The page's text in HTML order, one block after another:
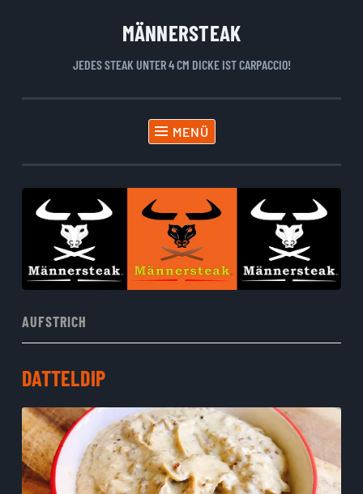
MÄNNERSTEAK
JEDES STEAK UNTER 4 CM DICKE IST CARPACCIO!
MENÜ
AUFSTRICH
DATTELDIP